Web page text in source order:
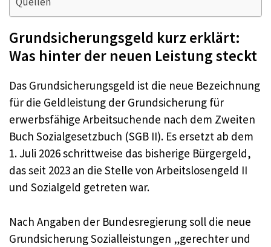
Grundsicherungsgeld kurz erklärt:
Was hinter der neuen Leistung steckt
Das Grundsicherungsgeld ist die neue Bezeichnung
für die Geldleistung der Grundsicherung für
erwerbsfähige Arbeitsuchende nach dem Zweiten
Buch Sozialgesetzbuch (SGB II). Es ersetzt ab dem
1. Juli 2026 schrittweise das bisherige Bürgergeld,
das seit 2023 an die Stelle von Arbeitslosengeld II
und Sozialgeld getreten war.
Nach Angaben der Bundesregierung soll die neue
Grundsicherung Sozialleistungen „gerechter und